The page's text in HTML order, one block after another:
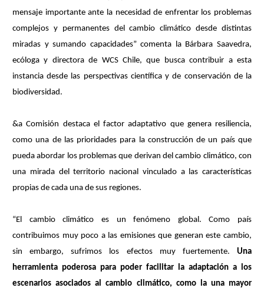
mensaje importante ante la necesidad de enfrentar los problemas
complejos y permanentes del cambio climático desde distintas
miradas y sumando capacidades” comenta la Bárbara Saavedra,
ecóloga y directora de WCS Chile, que busca contribuir a esta
instancia desde las perspectivas científica y de conservación de la
biodiversidad.
&a Comisión destaca el factor adaptativo que genera resiliencia,
como una de las prioridades para la construcción de un país que
pueda abordar los problemas que derivan del cambio climático, con
una mirada del territorio nacional vinculado a las características
propias de cada una de sus regiones.
“El cambio climático es un fenómeno global. Como país
contribuimos muy poco a las emisiones que generan este cambio,
sin embargo, sufrimos los efectos muy fuertemente. Una
herramienta poderosa para poder facilitar la adaptación a los
escenarios asociados al cambio climático, como la una mayor